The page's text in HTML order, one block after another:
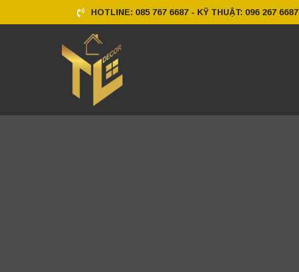
HOTLINE: 085 767 6687 - KỸ THUẬT: 096 267 6687